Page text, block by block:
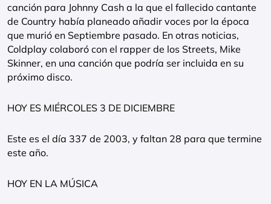
canción para Johnny Cash a la que el fallecido cantante
de Country había planeado añadir voces por la época
que murió en Septiembre pasado. En otras noticias,
Coldplay colaboró con el rapper de los Streets, Mike
Skinner, en una canción que podría ser incluida en su
próximo disco.
HOY ES MIÉRCOLES 3 DE DICIEMBRE
Este es el día 337 de 2003, y faltan 28 para que termine
este año.
HOY EN LA MÚSICA